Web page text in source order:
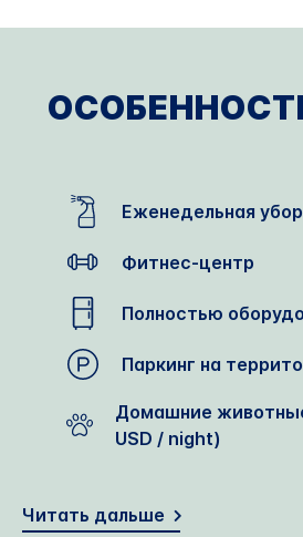
Еженедельная
Фитнес-центр
Полностью
Паркинг на
Домашние животные разрешены (25
USD / night)
Читать дальше